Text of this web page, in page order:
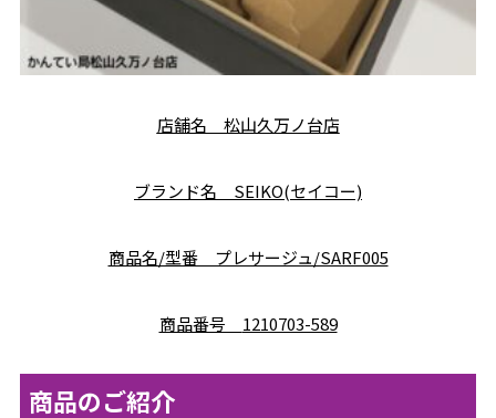
店舗名 松山久万ノ台店
ブランド名 SEIKO(セイコー)
商品名/型番 プレサージュ/SARF005
商品番号 1210703-589
商品のご紹介